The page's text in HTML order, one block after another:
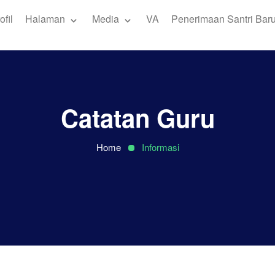
Halaman Media VA Penerimaan Santri Baru
Catatan Guru
Home Informasi